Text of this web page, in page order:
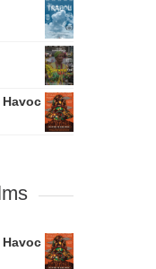
Havoc
Havoc